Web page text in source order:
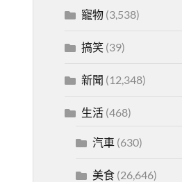
寵物(3,538)
搞笑(39)
新聞 (12,348)
生活(468)
汽車(630)
美食(26,646)